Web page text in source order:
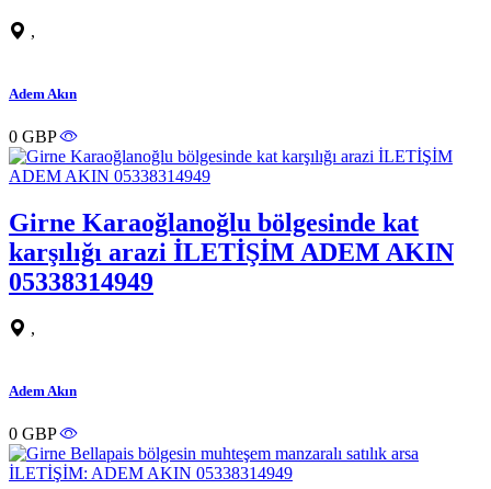
,
Adem Akın
0 GBP
Girne Karaoğlanoğlu bölgesinde kat
karşılığı arazi İLETİŞİM ADEM AKIN
05338314949
,
Adem Akın
0 GBP